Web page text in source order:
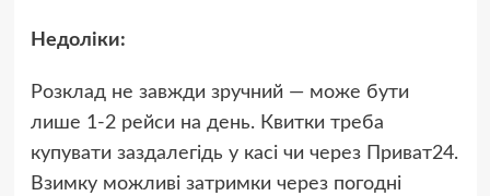
Недоліки:
Розклад не завжди зручний — може бути
лише 1-2 рейси на день. Квитки треба
купувати заздалегідь у касі чи через Приват24.
Взимку можливі затримки через погодні